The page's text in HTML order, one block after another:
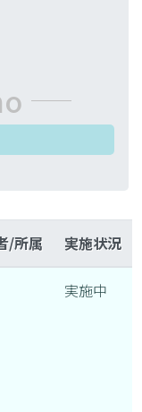
/所属 実施状況
実施中